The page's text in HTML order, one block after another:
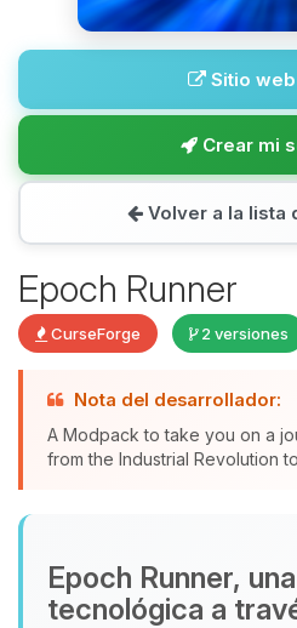
Sitio
Crear mi
Volver a la lista
Epoch Runner
CurseForge 2 versiones
Nota del desarrollador:
A Modpack to take you on a
from the Industrial Revolution
Epoch Runner,
tecnológica a
hablar! Soy
asistente de